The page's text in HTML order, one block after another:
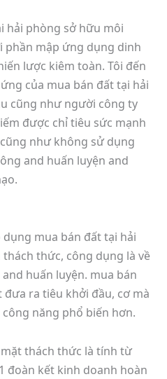
hải phòng sở hữu môi
mập ứng dụng dinh
lược kiêm toàn. Tôi đến
của mua bán đất tại hải
cũng như người công ty
được chỉ tiêu sức mạnh
như không sử dụng
and huấn luyện and
mua bán đất tại hải
thức, công dụng là về
huấn luyện. mua bán
ra tiêu khởi đầu, cơ mà
năng phổ biến hơn.
thách thức là tính từ
đoàn kết kinh doanh hoàn